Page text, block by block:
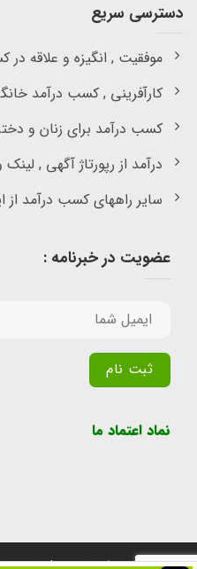
دسترسی سریع
موفقیت , انگیزه و علاقه در
کارآفرینی , کسب درآمد
کسب درآمد برای زنان و
درآمد از رپورتاژ آگهی ,
سایر راههای کسب درآمد از
عضویت در خبرنامه :
نماد اعتماد ما